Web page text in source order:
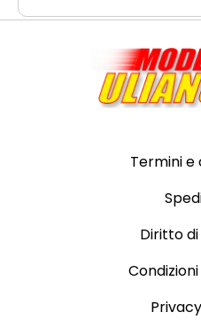
Termini e
Diritto